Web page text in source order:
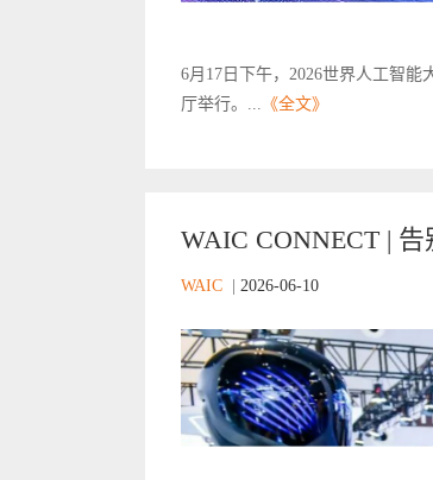
6月17日下午，2026世界人工智
厅举行。... 《全文》
WAIC CONNECT |
WAIC 2026-06-10